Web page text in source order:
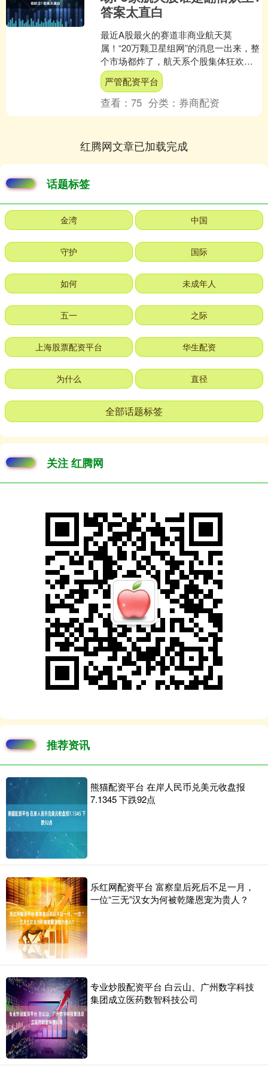
答案太直白
最近A股最火的赛道非商业航天莫
属！“20万颗卫星组网”的消息一出来，整
个市场都炸了，航天系个股集体狂欢，
有的连续涨停，有的单日暴涨10%，资金
抢筹的热度堪比火箭....
严管配资平台
查看：75 分类： 券商配资
红腾网文章已加载完成
话题标签
金湾 中国
守护 国际
如何 未成年人
五一 之际
上海股票配资平台 华生配资
为什么 直径
全部话题标签
关注 红腾网
推荐资讯
熊猫配资平台 在岸人民币兑美元收盘报
7.1345 下跌92点
乐红网配资平台 富察皇后死后不足一月，
一位“三无”汉女为何被乾隆恩宠为贵人？
专业炒股配资平台 白云山、广州数字科技
集团成立医药数智科技公司